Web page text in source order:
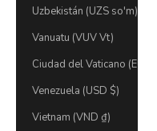
Uzbekistán (UZS so'm)
Vanuatu (VUV Vt)
Ciudad del Vaticano (EUR €)
Venezuela (USD $)
Vietnam (VND ₫)